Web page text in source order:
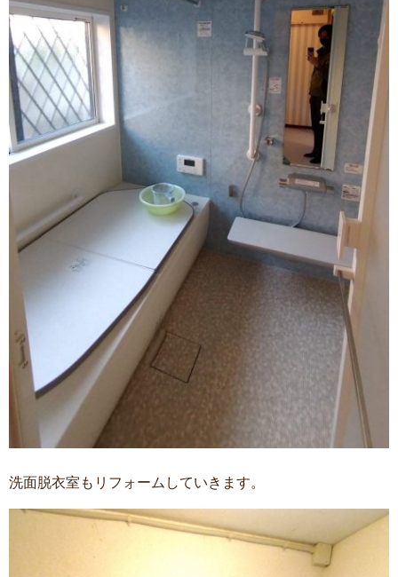
洗面脱衣室もリフォームしていきます。